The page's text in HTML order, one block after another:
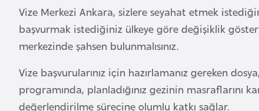
Vize Merkezi Ankara, sizlere seyahat etmek
başvurmak istediğiniz ülkeye göre değişiklik
merkezinde şahsen bulunmalısınız.
Vize başvurularınız için hazırlamanız gereken
programında, planladığınız gezinin masraflarını
değerlendirilme sürecine olumlu katkı sağlar.
B
g
l